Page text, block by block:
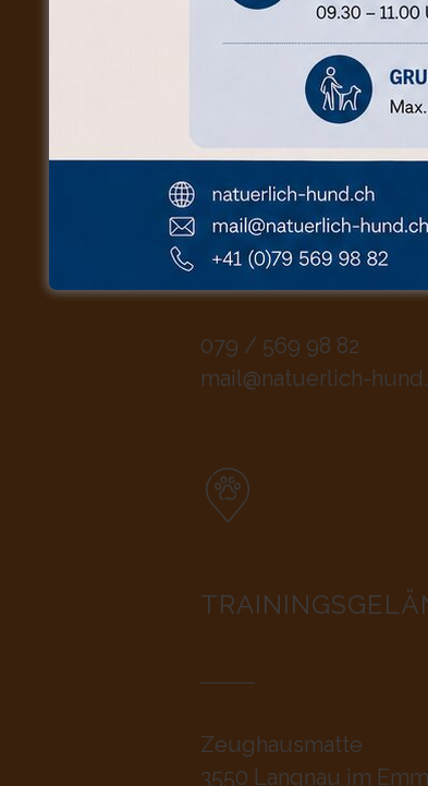
KONTAKT
Natürlich-Hund |
Waldruh 129d
6197 Schangnau
079 / 569 98 82
mail@natuerlich-
Zeughausmatte
3550 Langnau im